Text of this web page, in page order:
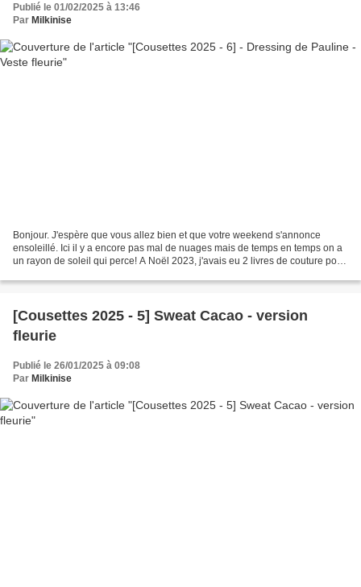
Publié le 01/02/2025 à 13:46
Par Milkinise
Bonjour. J'espère que vous allez bien et que votre weekend s'annonce
ensoleillé. Ici il y a encore pas mal de nuages mais de temps en temps on a
un rayon de soleil qui perce! A Noël 2023, j'avais eu 2 livres de couture pour
[Cousettes 2025 - 5] Sweat Cacao - version
fleurie
Publié le 26/01/2025 à 09:08
Par Milkinise